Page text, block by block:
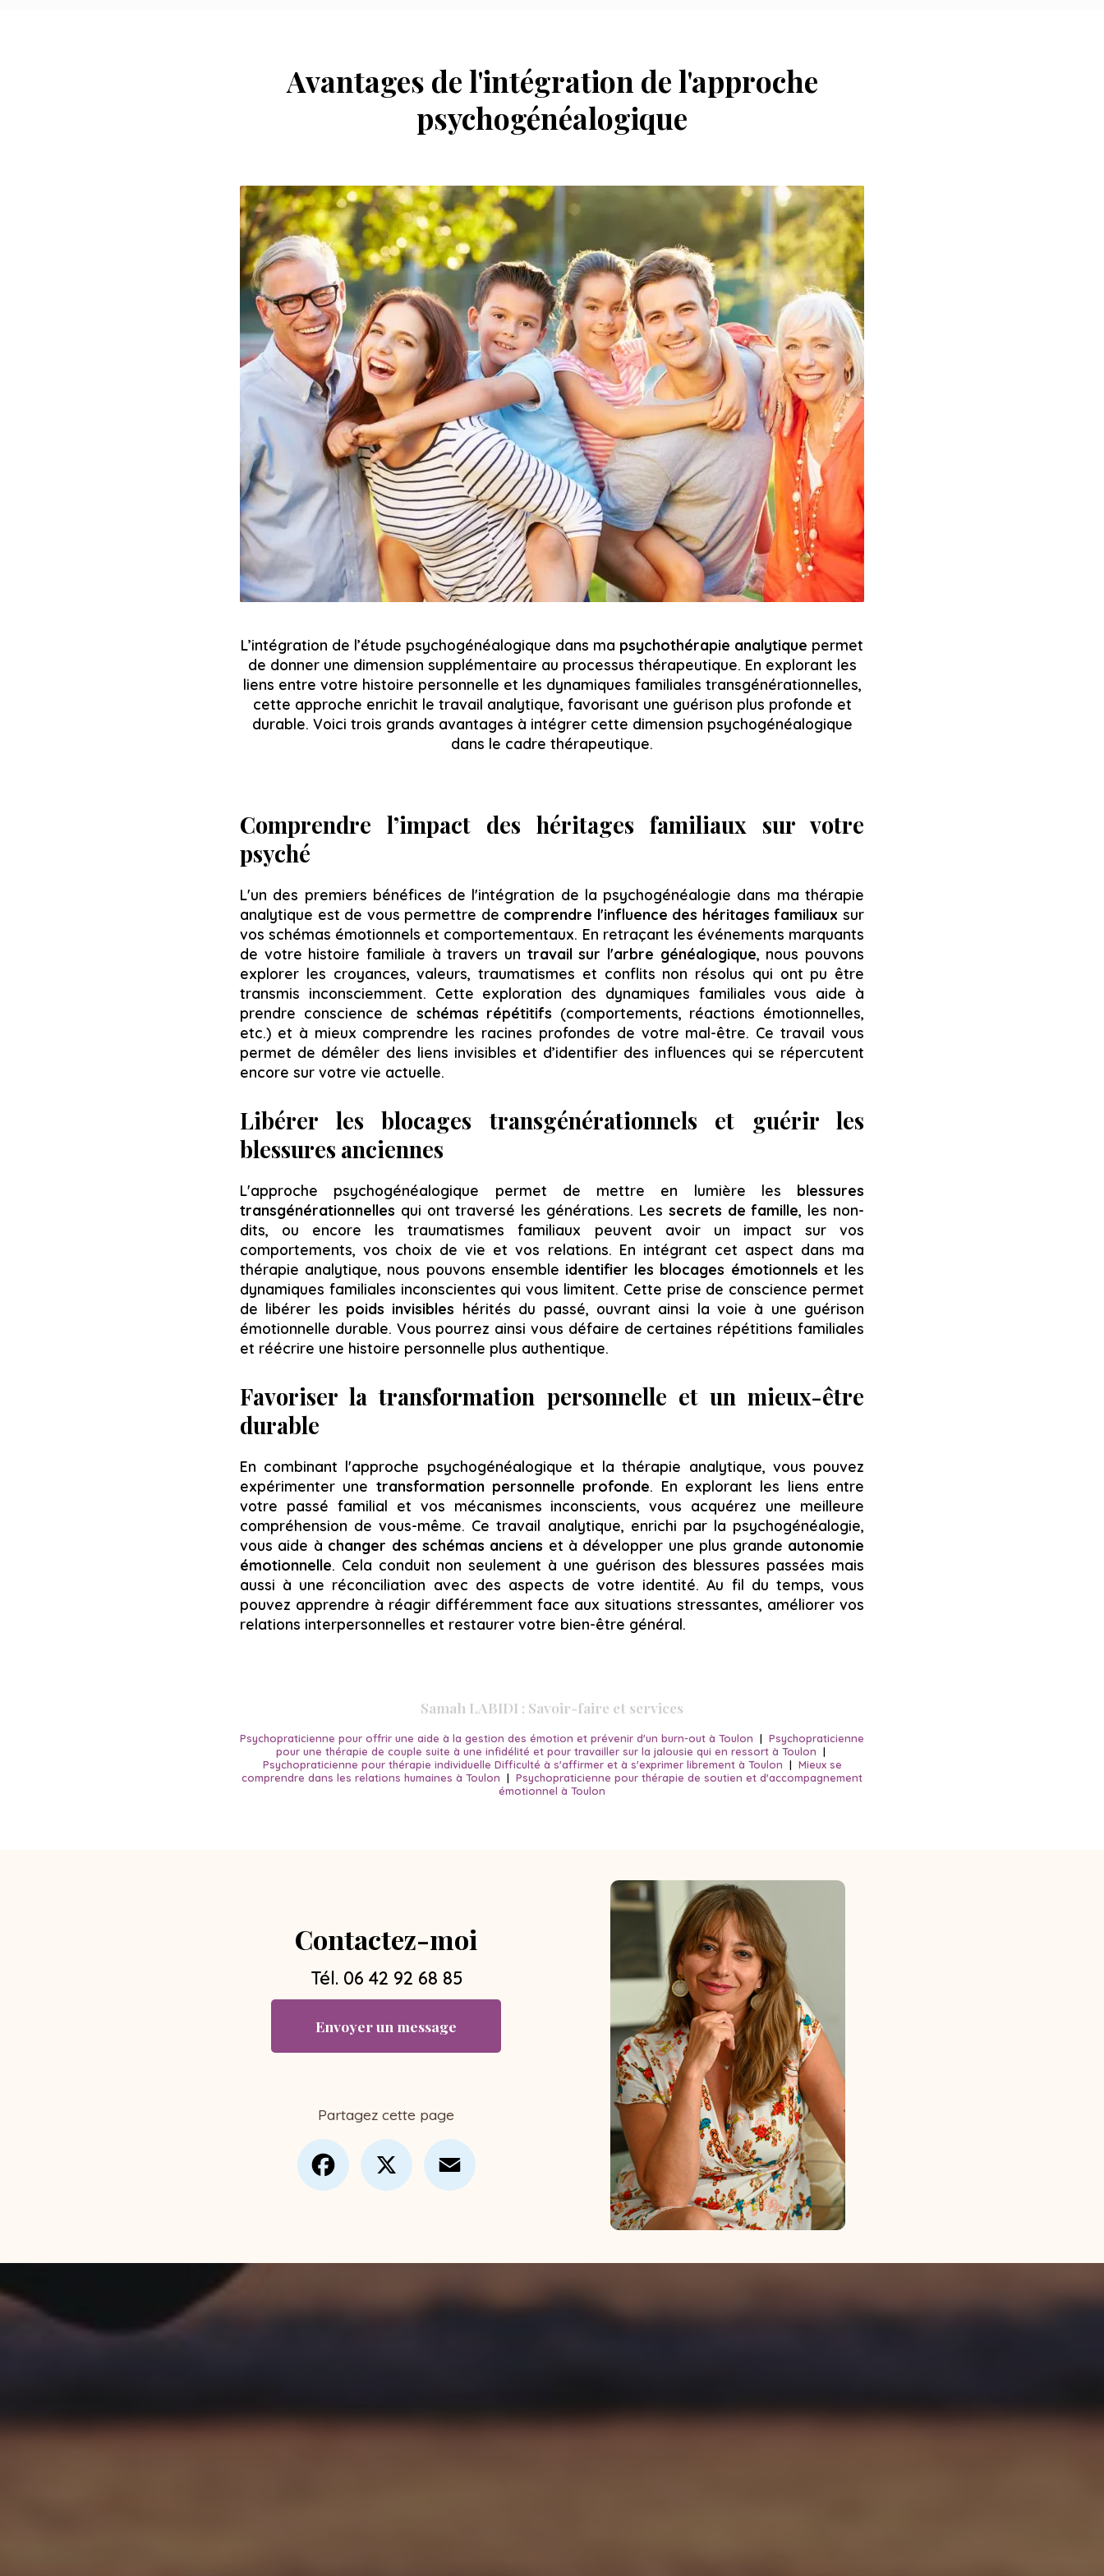
Avantages de l'intégration de l'approche
psychogénéalogique
L’intégration de l’étude psychogénéalogique dans ma psychothérapie analytique permet
de donner une dimension supplémentaire au processus thérapeutique. En explorant les
liens entre votre histoire personnelle et les dynamiques familiales transgénérationnelles,
cette approche enrichit le travail analytique, favorisant une guérison plus profonde et
durable. Voici trois grands avantages à intégrer cette dimension psychogénéalogique
dans le cadre thérapeutique.
Comprendre l’impact des héritages familiaux sur votre
psyché
L'un des premiers bénéfices de l'intégration de la psychogénéalogie dans ma thérapie
analytique est de vous permettre de comprendre l'influence des héritages familiaux sur
vos schémas émotionnels et comportementaux. En retraçant les événements marquants
de votre histoire familiale à travers un travail sur l'arbre généalogique, nous pouvons
explorer les croyances, valeurs, traumatismes et conflits non résolus qui ont pu être
transmis inconsciemment. Cette exploration des dynamiques familiales vous aide à
prendre conscience de schémas répétitifs (comportements, réactions émotionnelles,
etc.) et à mieux comprendre les racines profondes de votre mal-être. Ce travail vous
permet de démêler des liens invisibles et d’identifier des influences qui se répercutent
encore sur votre vie actuelle.
Libérer les blocages transgénérationnels et guérir les
blessures anciennes
L'approche psychogénéalogique permet de mettre en lumière les blessures
transgénérationnelles qui ont traversé les générations. Les secrets de famille, les non-
dits, ou encore les traumatismes familiaux peuvent avoir un impact sur vos
comportements, vos choix de vie et vos relations. En intégrant cet aspect dans ma
thérapie analytique, nous pouvons ensemble identifier les blocages émotionnels et les
dynamiques familiales inconscientes qui vous limitent. Cette prise de conscience permet
de libérer les poids invisibles hérités du passé, ouvrant ainsi la voie à une guérison
émotionnelle durable. Vous pourrez ainsi vous défaire de certaines répétitions familiales
et réécrire une histoire personnelle plus authentique.
Favoriser la transformation personnelle et un mieux-être
durable
En combinant l'approche psychogénéalogique et la thérapie analytique, vous pouvez
expérimenter une transformation personnelle profonde. En explorant les liens entre
votre passé familial et vos mécanismes inconscients, vous acquérez une meilleure
compréhension de vous-même. Ce travail analytique, enrichi par la psychogénéalogie,
vous aide à changer des schémas anciens et à développer une plus grande autonomie
émotionnelle. Cela conduit non seulement à une guérison des blessures passées mais
aussi à une réconciliation avec des aspects de votre identité. Au fil du temps, vous
pouvez apprendre à réagir différemment face aux situations stressantes, améliorer vos
relations interpersonnelles et restaurer votre bien-être général.
Samah LABIDI : Savoir-faire et services
Psychopraticienne pour offrir une aide à la gestion des émotion et prévenir d'un burn-out à Toulon | Psychopraticienne
pour une thérapie de couple suite à une infidélité et pour travailler sur la jalousie qui en ressort à Toulon |
Psychopraticienne pour thérapie individuelle Difficulté à s'affirmer et à s'exprimer librement à Toulon | Mieux se
comprendre dans les relations humaines à Toulon | Psychopraticienne pour thérapie de soutien et d'accompagnement
émotionnel à Toulon
Contactez-moi
Tél. 06 42 92 68 85
Envoyer un message
Partagez cette page
Facebook